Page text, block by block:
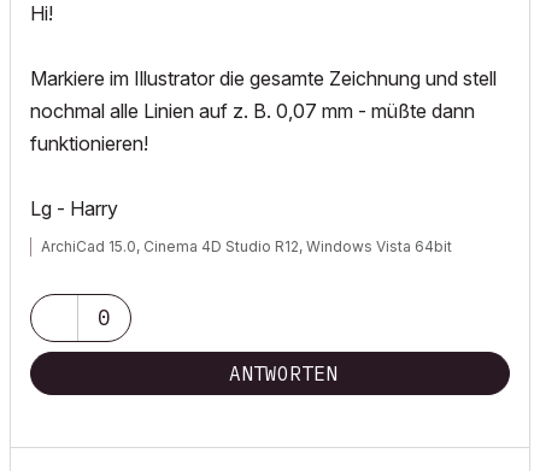
Hi!
Markiere im Illustrator die gesamte Zeichnung und stell
nochmal alle Linien auf z. B. 0,07 mm - müßte dann
funktionieren!
Lg - Harry
ArchiCad 15.0, Cinema 4D Studio R12, Windows Vista 64bit
0
ANTWORTEN